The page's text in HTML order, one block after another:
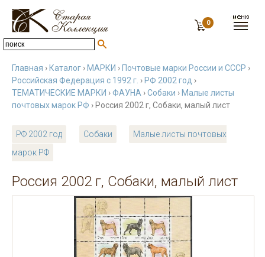
0
Главная › Каталог › МАРКИ › Почтовые марки России и СССР ›
Российская Федерация с 1992 г. › РФ 2002 год ›
ТЕМАТИЧЕСКИЕ МАРКИ ›ФАУНА ›Собаки › Малые листы
почтовых марок РФ › Россия 2002 г, Собаки, малый лист
РФ 2002 год Собаки
Малые листы почтовых
марок РФ
Россия 2002 г, Собаки, малый лист